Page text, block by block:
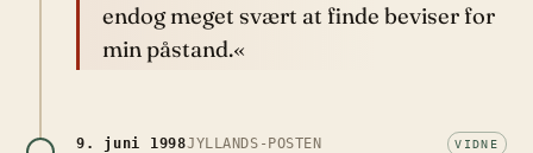
endog meget svært at finde beviser for
min påstand.«
9. juni 1998JYLLANDS-POSTEN VIDNE